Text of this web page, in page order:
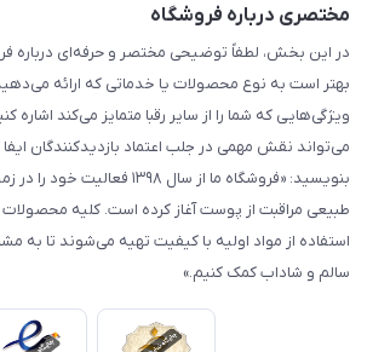
مختصری درباره فروشگاه
در این بخش، لطفاً توضیحی مختصر و حرفه‌ای درباره
بهتر است به نوع محصولات یا خدماتی که ارائه
ویژگی‌هایی که شما را از سایر رقبا متمایز می‌کند اشاره
می‌تواند نقش مهمی در جلب اعتماد بازدیدکنندگان ایفا
بنویسید: «فروشگاه ما از سال ۱۳۹۸
طبیعی مراقبت از پوست آغاز کرده است. کلیه
استفاده از مواد اولیه با کیفیت تهیه می‌شوند تا به
سالم و شاداب کمک کنیم.»